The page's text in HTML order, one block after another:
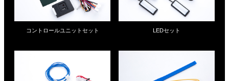
コントロールユニットセット LEDセット